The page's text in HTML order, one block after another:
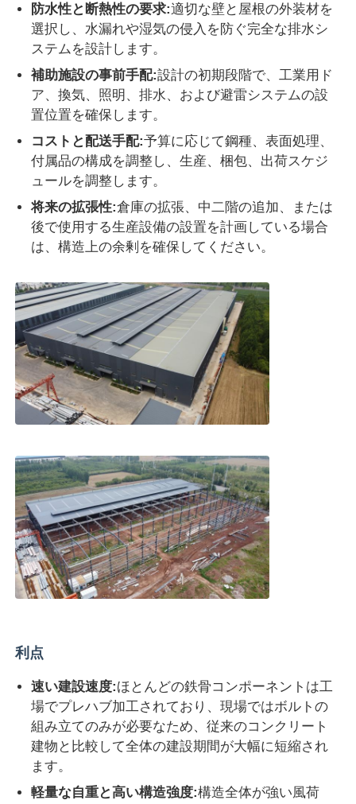
防水性と断熱性の要求:適切な壁と屋根の外装材を
選択し、水漏れや湿気の侵入を防ぐ完全な排水シ
ステムを設計します。
補助施設の事前手配:設計の初期段階で、工業用ド
ア、換気、照明、排水、および避雷システムの設
置位置を確保します。
コストと配送手配:予算に応じて鋼種、表面処理、
付属品の構成を調整し、生産、梱包、出荷スケジ
ュールを調整します。
将来の拡張性:倉庫の拡張、中二階の追加、または
後で使用する生産設備の設置を計画している場合
は、構造上の余剰を確保してください。
利点
速い建設速度:ほとんどの鉄骨コンポーネントは工
場でプレハブ加工されており、現場ではボルトの
組み立てのみが必要なため、従来のコンクリート
建物と比較して全体の建設期間が大幅に短縮され
ます。
軽量な自重と高い構造強度:構造全体が強い風荷